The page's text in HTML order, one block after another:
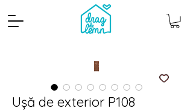
Ușă de exterior P108